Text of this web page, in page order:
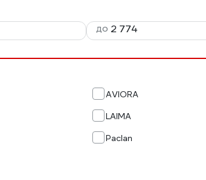
до
AVIORA
LAIMA
Paclan